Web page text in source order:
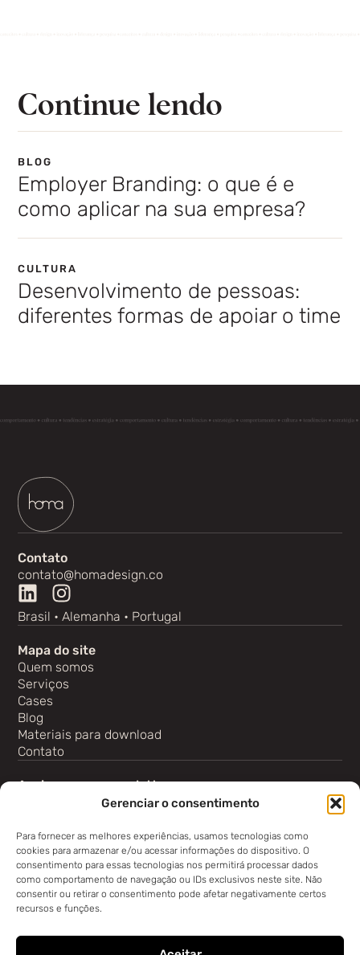
Gerenciar o consentimento
Para fornecer as melhores experiências, usamos tecnologias como
cookies para armazenar e/ou acessar informações do dispositivo. O
consentimento para essas tecnologias nos permitirá processar dados
como comportamento de navegação ou IDs exclusivos neste site. Não
consentir ou retirar o consentimento pode afetar negativamente certos
recursos e funções.
Continue lendo
BLOG
Employer Branding: o que é e
como aplicar na sua empresa?
CULTURA
Desenvolvimento de pessoas:
diferentes formas de apoiar o time
Contato
contato@homadesign.co
Brasil • Alemanha • Portugal
Mapa do site
Quem somos
Serviços
Cases
Blog
Materiais para download
Contato
Assine nossa newsletter
Inscrever